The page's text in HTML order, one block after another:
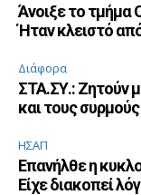
Άνοιξε το τμήμα
Ήταν κλειστό
Διάφορα
ΣΤΑ.ΣΥ.: Ζητούν
και τους
ΗΣΑΠ
Επανήλθε η
Είχε διακοπεί